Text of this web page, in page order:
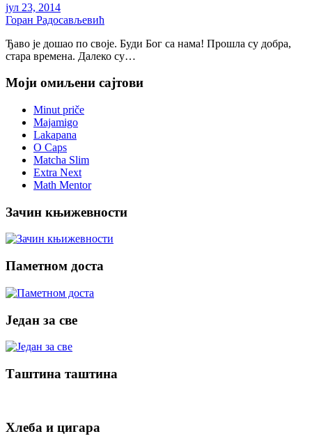
јул 23, 2014
Горан Радосављевић
Ђаво је дошао по своје. Буди Бог са нама! Прошла су добра,
стара времена. Далеко су…
Моји омиљени сајтови
Minut priče
Majamigo
Lakapana
O Caps
Matcha Slim
Extra Next
Math Mentor
Зачин књижевности
Паметном доста
Један за све
Таштина таштина
Хлеба и цигара